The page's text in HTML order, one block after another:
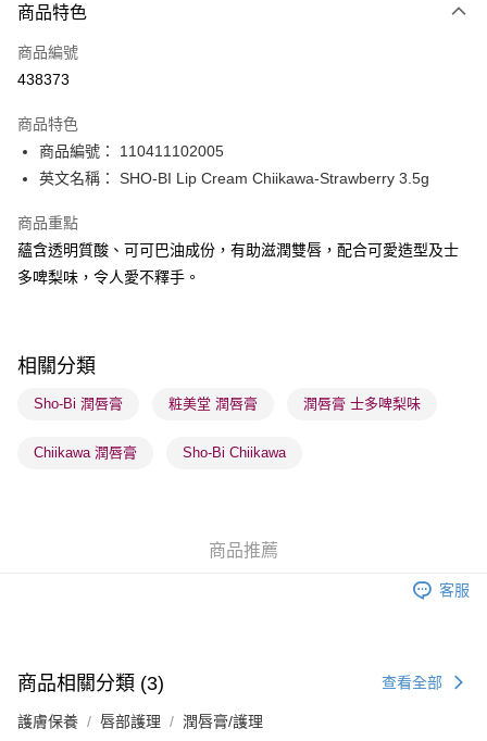
信用卡
Apple Pay
PayMe
WeChat Pay
BoC Pay
送貨方式
每筆HK$65.00，滿HK$300.00或以上免運費
確認發貨後1-3 工作天送達，訂單將隨機分配至SF順豐速運或京東
(香港門市) 只顯示可選門市。確認發貨後2-5個工作天到店，3天內
取。逾期會取消訂單，並不會安排重寄
商品特色
商品編號
438373
商品特色
商品編號： 110411102005
英文名稱： SHO-BI Lip Cream Chiikawa-Strawberry 3.5g
商品重點
蘊含透明質酸、可可巴油成份，有助滋潤雙唇，配合可愛造型及士
多啤梨味，令人愛不釋手。
相關分類
Sho-Bi 潤唇膏 粧美堂 潤唇膏 潤唇膏 士多啤梨味
Chiikawa 潤唇膏 Sho-Bi Chiikawa
商品推薦
客服
商品相關分類 (3) 查看全部
護膚保養 唇部護理 潤唇膏/護理